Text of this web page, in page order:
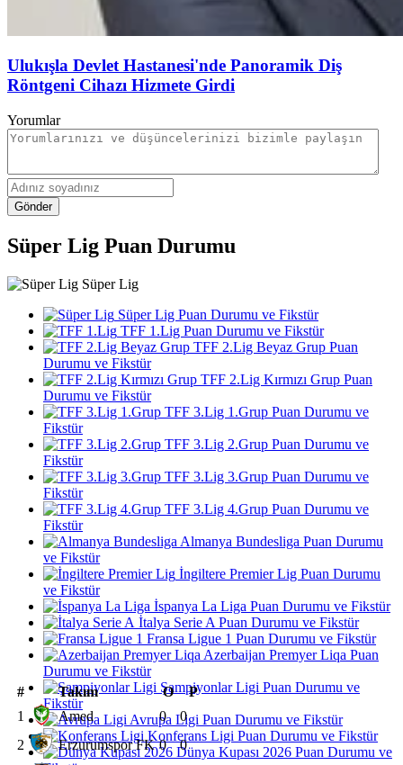
Ulukışla Devlet Hastanesi'nde Panoramik Diş
Röntgeni Cihazı Hizmete Girdi
Yorumlar
Gönder
Süper Lig Puan Durumu
Süper Lig
Süper Lig Puan Durumu ve Fikstür
TFF 1.Lig Puan Durumu ve Fikstür
TFF 2.Lig Beyaz Grup Puan
Durumu ve Fikstür
TFF 2.Lig Kırmızı Grup Puan
Durumu ve Fikstür
TFF 3.Lig 1.Grup Puan Durumu ve
Fikstür
TFF 3.Lig 2.Grup Puan Durumu ve
Fikstür
TFF 3.Lig 3.Grup Puan Durumu ve
Fikstür
TFF 3.Lig 4.Grup Puan Durumu ve
Fikstür
Almanya Bundesliga Puan Durumu
ve Fikstür
İngiltere Premier Lig Puan Durumu
ve Fikstür
İspanya La Liga Puan Durumu ve Fikstür
İtalya Serie A Puan Durumu ve Fikstür
Fransa Ligue 1 Puan Durumu ve Fikstür
Azerbaijan Premyer Liqa Puan
Durumu ve Fikstür
Şampiyonlar Ligi Puan Durumu ve
Fikstür
Avrupa Ligi Puan Durumu ve Fikstür
Konferans Ligi Puan Durumu ve Fikstür
Dünya Kupası 2026 Puan Durumu ve
# Takım O
P
1
Amed 0
0
2
Erzurumspor FK 0
0